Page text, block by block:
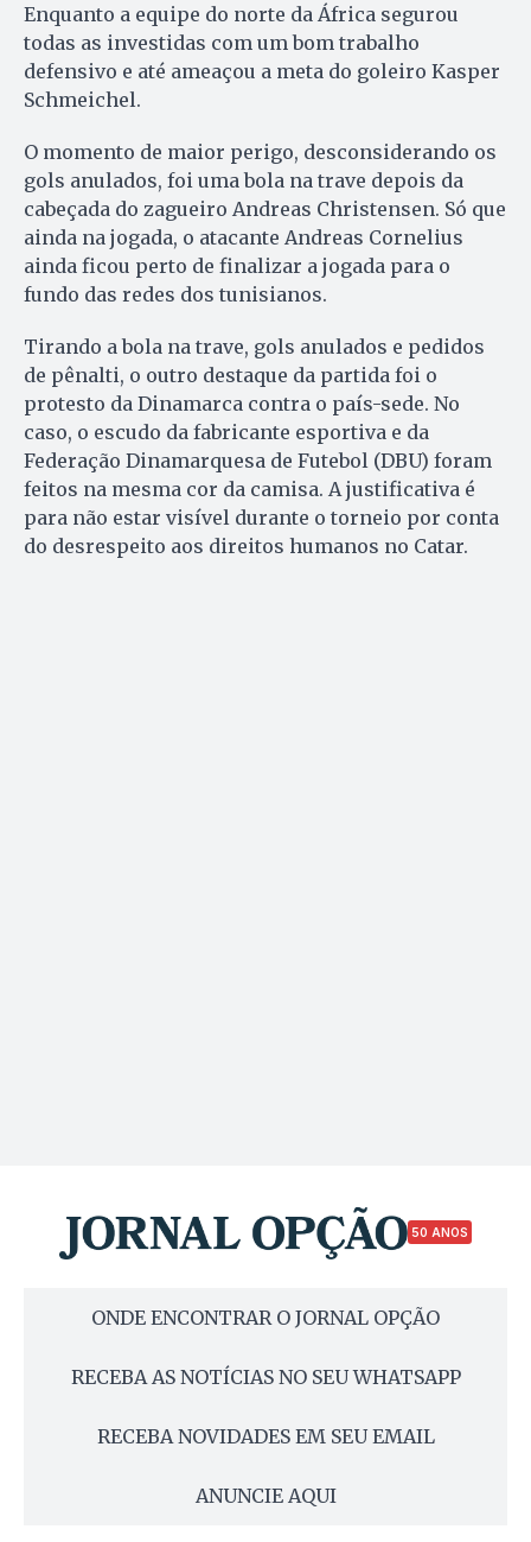
Enquanto a equipe do norte da África segurou
todas as investidas com um bom trabalho
defensivo e até ameaçou a meta do goleiro Kasper
Schmeichel.
O momento de maior perigo, desconsiderando os
gols anulados, foi uma bola na trave depois da
cabeçada do zagueiro Andreas Christensen. Só que
ainda na jogada, o atacante Andreas Cornelius
ainda ficou perto de finalizar a jogada para o
fundo das redes dos tunisianos.
Tirando a bola na trave, gols anulados e pedidos
de pênalti, o outro destaque da partida foi o
protesto da Dinamarca contra o país-sede. No
caso, o escudo da fabricante esportiva e da
Federação Dinamarquesa de Futebol (DBU) foram
feitos na mesma cor da camisa. A justificativa é
para não estar visível durante o torneio por conta
do desrespeito aos direitos humanos no Catar.
50 ANOS
ONDE ENCONTRAR O JORNAL OPÇÃO
RECEBA AS NOTÍCIAS NO SEU WHATSAPP
RECEBA NOVIDADES EM SEU EMAIL
ANUNCIE AQUI